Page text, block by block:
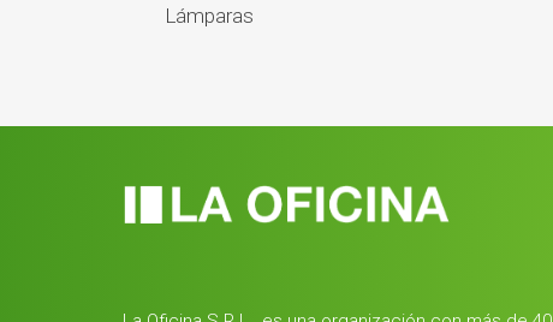
Lámparas